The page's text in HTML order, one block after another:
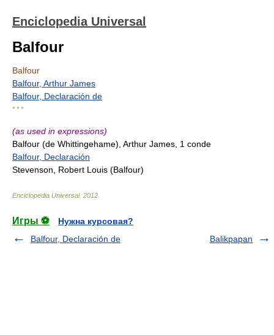
Enciclopedia Universal
Balfour
Balfour
Balfour, Arthur James
Balfour, Declaración de
* * *
(as used in expressions)
Balfour (de Whittingehame), Arthur James, 1 conde
Balfour, Declaración
Stevenson, Robert Louis (Balfour)
Enciclopedia Universal. 2012
Игры ⚽
Нужна курсовая?
Balfour, Declaración de
Balikpapan